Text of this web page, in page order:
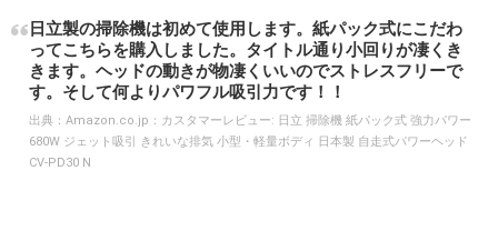
日立製の掃除機は初めて使用します。紙パック式にこだわ
ってこちらを購入しました。タイトル通り小回りが凄くき
きます。ヘッドの動きが物凄くいいのでストレスフリーで
す。そして何よりパワフル吸引力です！！
出典： Amazon.co.jp：カスタマーレビュー: 日立 掃除機 紙パック式 強力パワー
680W ジェット吸引 きれいな排気 小型・軽量ボディ 日本製 自走式パワーヘッド
CV-PD30 N